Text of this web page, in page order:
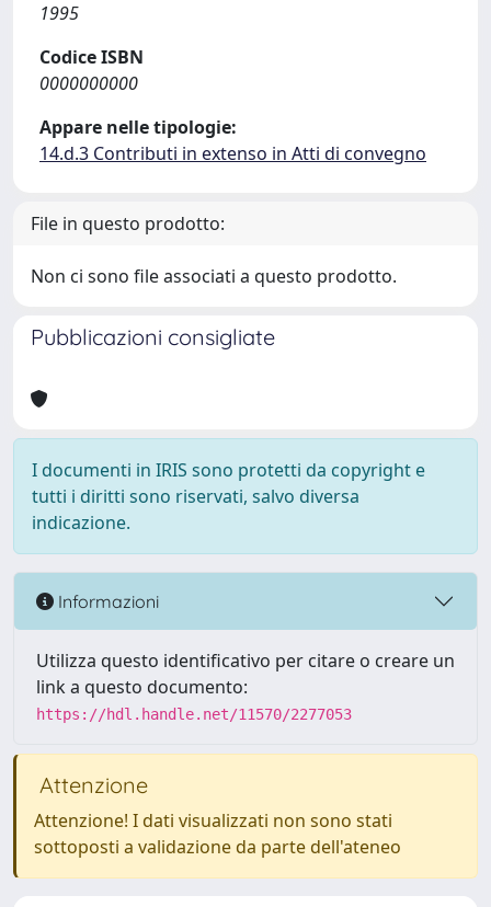
1995
Codice ISBN
0000000000
Appare nelle tipologie:
14.d.3 Contributi in extenso in Atti di convegno
File in questo prodotto:
Non ci sono file associati a questo prodotto.
Pubblicazioni consigliate
I documenti in IRIS sono protetti da copyright e
tutti i diritti sono riservati, salvo diversa
indicazione.
Informazioni
Utilizza questo identificativo per citare o creare un
link a questo documento:
https://hdl.handle.net/11570/2277053
Attenzione
Attenzione! I dati visualizzati non sono stati
sottoposti a validazione da parte dell'ateneo